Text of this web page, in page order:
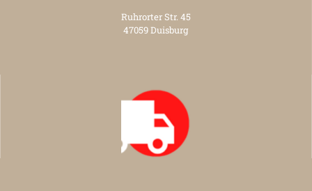
Ruhrorter Str. 45
47059 Duisburg